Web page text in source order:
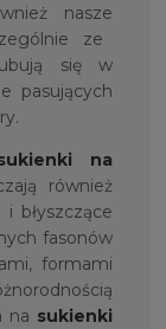
nasze
ze
się w
pasujących
na
również
błyszczące
fasonów
formami
na sukienki